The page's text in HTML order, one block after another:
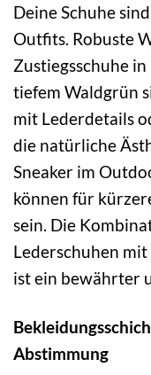
Deine Schuhe
Outfits. Robuste
Zustiegsschuhe
tiefem Waldgrün
mit Lederdetails
die natürliche
Sneaker im
können für
sein. Die
Lederschuhen
ist ein bewährter
Abstimmung